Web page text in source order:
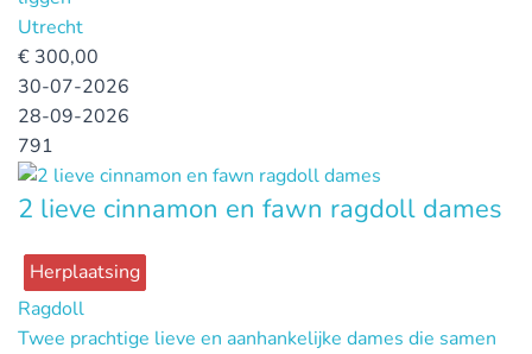
Utrecht
€ 300,00
30-07-2026
28-09-2026
791
2 lieve cinnamon en fawn ragdoll dames
Herplaatsing
Ragdoll
Twee prachtige lieve en aanhankelijke dames die samen